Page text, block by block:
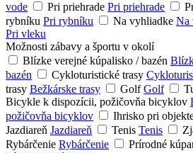
vode
Pri priehrade Pri priehrade
rybníku Pri rybníku Na vyhliadke Na
Pri vleku
Možnosti zábavy a športu v okolí
Blízke verejné kúpalisko / bazén
bazén
Cykloturistické trasy
trasy Bežkárske trasy Golf Golf
Bicykle k dispozícii, požičovňa bicyklov
požičovňa bicyklov
Ihrisko pri
Jazdiareň Jazdiareň Tenis Tenis
Rybárčenie Rybárčenie Prírodné